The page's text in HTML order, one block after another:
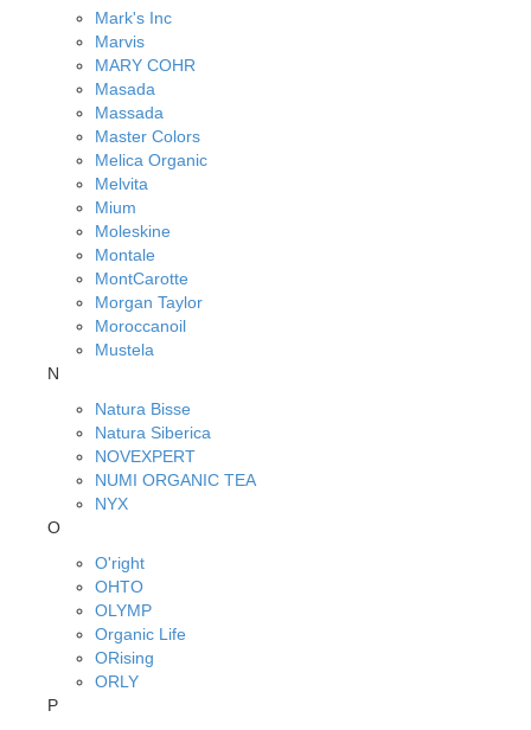
Mark's Inc
Marvis
MARY COHR
Masada
Massada
Master Colors
Melica Organic
Melvita
Mium
Moleskine
Montale
MontCarotte
Morgan Taylor
Moroccanoil
Mustela
N
Natura Bisse
Natura Siberica
NOVEXPERT
NUMI ORGANIC TEA
NYX
O
O'right
OHTO
OLYMP
Organic Life
ORising
ORLY
P